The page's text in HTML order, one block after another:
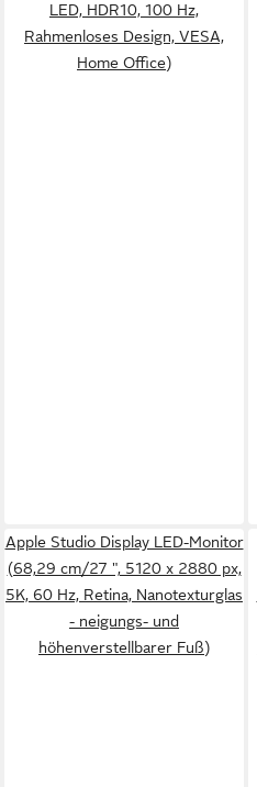
LED, HDR10, 100 Hz,
Rahmenloses Design, VESA,
Home Office)
Apple Studio Display LED-Monitor
(68,29 cm/27 ", 5120 x 2880 px,
5K, 60 Hz, Retina, Nanotexturglas
- neigungs- und
höhenverstellbarer Fuß)